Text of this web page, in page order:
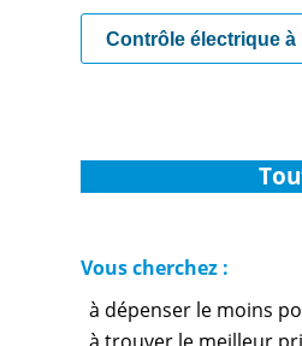
Contrôle électrique à
Vous cherchez :
à dépenser le moins